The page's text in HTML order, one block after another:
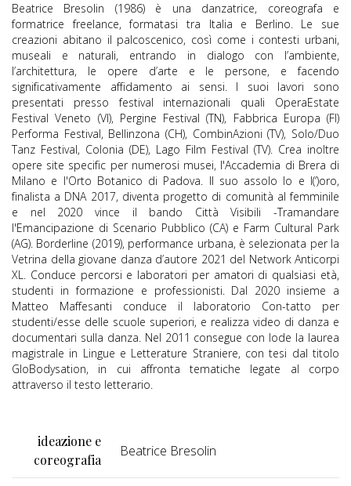
Beatrice Bresolin (1986) è una danzatrice, coreografa e
formatrice freelance, formatasi tra Italia e Berlino. Le sue
creazioni abitano il palcoscenico, così come i contesti urbani,
museali e naturali, entrando in dialogo con l’ambiente,
l’architettura, le opere d’arte e le persone, e facendo
significativamente affidamento ai sensi. I suoi lavori sono
presentati presso festival internazionali quali OperaEstate
Festival Veneto (VI), Pergine Festival (TN), Fabbrica Europa (FI)
Performa Festival, Bellinzona (CH), CombinAzioni (TV), Solo/Duo
Tanz Festival, Colonia (DE), Lago Film Festival (TV). Crea inoltre
opere site specific per numerosi musei, l'Accademia di Brera di
Milano e l'Orto Botanico di Padova. Il suo assolo Io e l(‘)oro,
finalista a DNA 2017, diventa progetto di comunità al femminile
e nel 2020 vince il bando Città Visibili -Tramandare
l'Emancipazione di Scenario Pubblico (CA) e Farm Cultural Park
(AG). Borderline (2019), performance urbana, è selezionata per la
Vetrina della giovane danza d’autore 2021 del Network Anticorpi
XL. Conduce percorsi e laboratori per amatori di qualsiasi età,
studenti in formazione e professionisti. Dal 2020 insieme a
Matteo Maffesanti conduce il laboratorio Con-tatto per
studenti/esse delle scuole superiori, e realizza video di danza e
documentari sulla danza. Nel 2011 consegue con lode la laurea
magistrale in Lingue e Letterature Straniere, con tesi dal titolo
GloBodysation, in cui affronta tematiche legate al corpo
attraverso il testo letterario.
ideazione e
coreografia
Beatrice Bresolin